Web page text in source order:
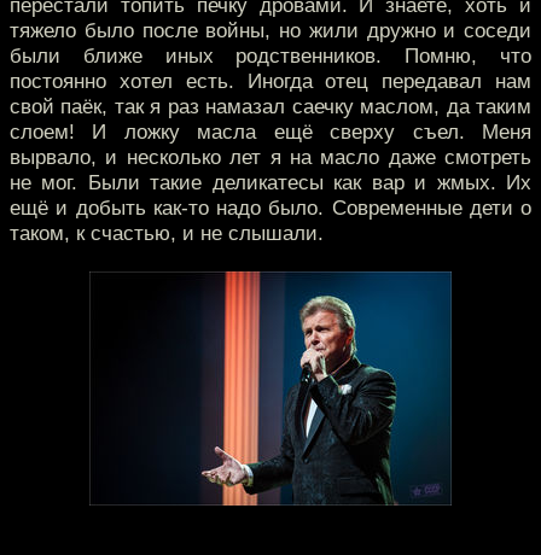
перестали топить печку дровами. И знаете, хоть и
тяжело было после войны, но жили дружно и соседи
были ближе иных родственников. Помню, что
постоянно хотел есть. Иногда отец передавал нам
свой паёк, так я раз намазал саечку маслом, да таким
слоем! И ложку масла ещё сверху съел. Меня
вырвало, и несколько лет я на масло даже смотреть
не мог. Были такие деликатесы как вар и жмых. Их
ещё и добыть как-то надо было. Современные дети о
таком, к счастью, и не слышали.